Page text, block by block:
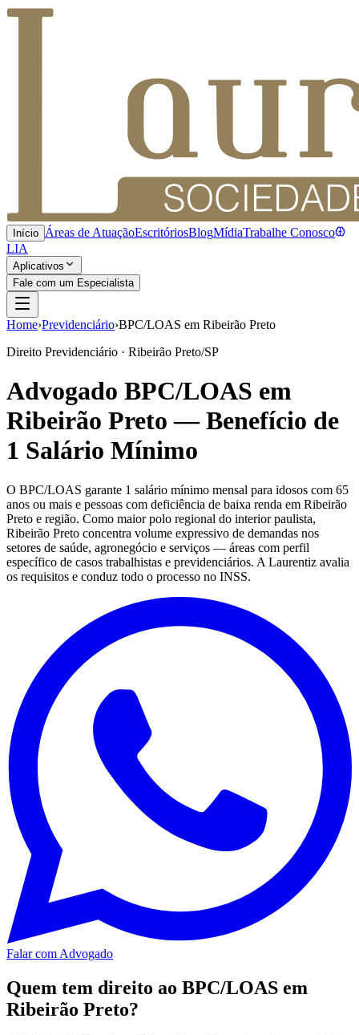
Início Áreas de AtuaçãoEscritóriosBlogMídiaTrabalhe Conosco
LIA
Aplicativos
Fale com um Especialista
Home›Previdenciário›BPC/LOAS em Ribeirão Preto
Direito Previdenciário · Ribeirão Preto/SP
Advogado BPC/LOAS em
Ribeirão Preto — Benefício de
1 Salário Mínimo
O BPC/LOAS garante 1 salário mínimo mensal para idosos com 65
anos ou mais e pessoas com deficiência de baixa renda em Ribeirão
Preto e região. Como maior polo regional do interior paulista,
Ribeirão Preto concentra volume expressivo de demandas nos
setores de saúde, agronegócio e serviços — áreas com perfil
específico de casos trabalhistas e previdenciários. A Laurentiz avalia
os requisitos e conduz todo o processo no INSS.
Falar com Advogado
Quem tem direito ao BPC/LOAS em
Ribeirão Preto?